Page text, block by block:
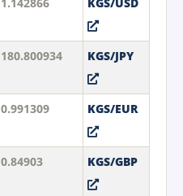
180.800934 KGS/JPY
0.991309 KGS/EUR
0.84903 KGS/GBP